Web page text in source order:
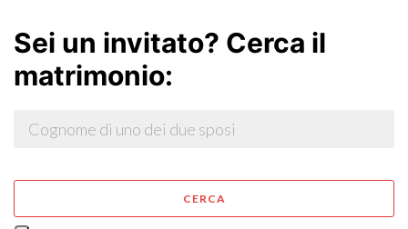
Sei un invitato? Cerca il
matrimonio:
CERCA